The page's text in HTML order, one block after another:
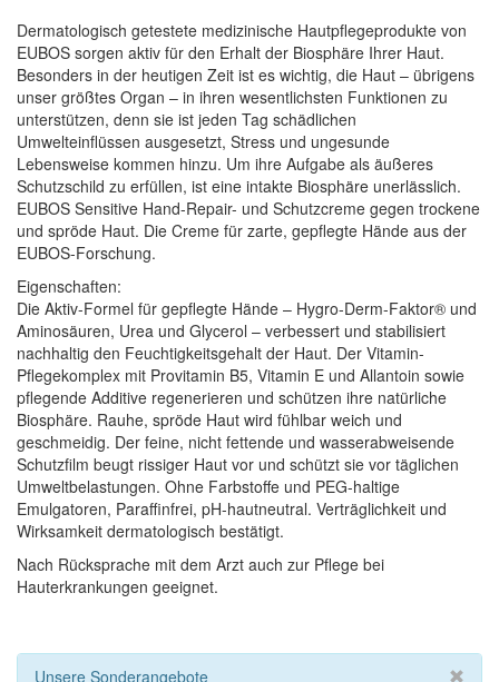
Dermatologisch getestete medizinische Hautpflegeprodukte von
EUBOS sorgen aktiv für den Erhalt der Biosphäre Ihrer Haut.
Besonders in der heutigen Zeit ist es wichtig, die Haut – übrigens
unser größtes Organ – in ihren wesentlichsten Funktionen zu
unterstützen, denn sie ist jeden Tag schädlichen
Umwelteinflüssen ausgesetzt, Stress und ungesunde
Lebensweise kommen hinzu. Um ihre Aufgabe als äußeres
Schutzschild zu erfüllen, ist eine intakte Biosphäre unerlässlich.
EUBOS Sensitive Hand-Repair- und Schutzcreme gegen trockene
und spröde Haut. Die Creme für zarte, gepflegte Hände aus der
EUBOS-Forschung.
Eigenschaften:
Die Aktiv-Formel für gepflegte Hände – Hygro-Derm-Faktor® und
Aminosäuren, Urea und Glycerol – verbessert und stabilisiert
nachhaltig den Feuchtigkeitsgehalt der Haut. Der Vitamin-
Pflegekomplex mit Provitamin B5, Vitamin E und Allantoin sowie
pflegende Additive regenerieren und schützen ihre natürliche
Biosphäre. Rauhe, spröde Haut wird fühlbar weich und
geschmeidig. Der feine, nicht fettende und wasserabweisende
Schutzfilm beugt rissiger Haut vor und schützt sie vor täglichen
Umweltbelastungen. Ohne Farbstoffe und PEG-haltige
Emulgatoren, Paraffinfrei, pH-hautneutral. Verträglichkeit und
Wirksamkeit dermatologisch bestätigt.
Nach Rücksprache mit dem Arzt auch zur Pflege bei
Hauterkrankungen geeignet.
Unsere Sonderangebote